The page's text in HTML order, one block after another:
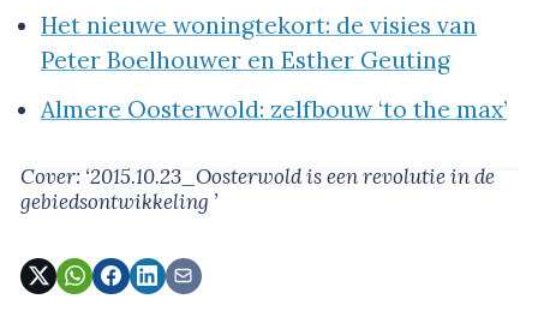
Het nieuwe woningtekort: de visies van
Peter Boelhouwer en Esther Geuting
Almere Oosterwold: zelfbouw ‘to the max’
Cover: ‘2015.10.23_Oosterwold is een revolutie in de
gebiedsontwikkeling ’